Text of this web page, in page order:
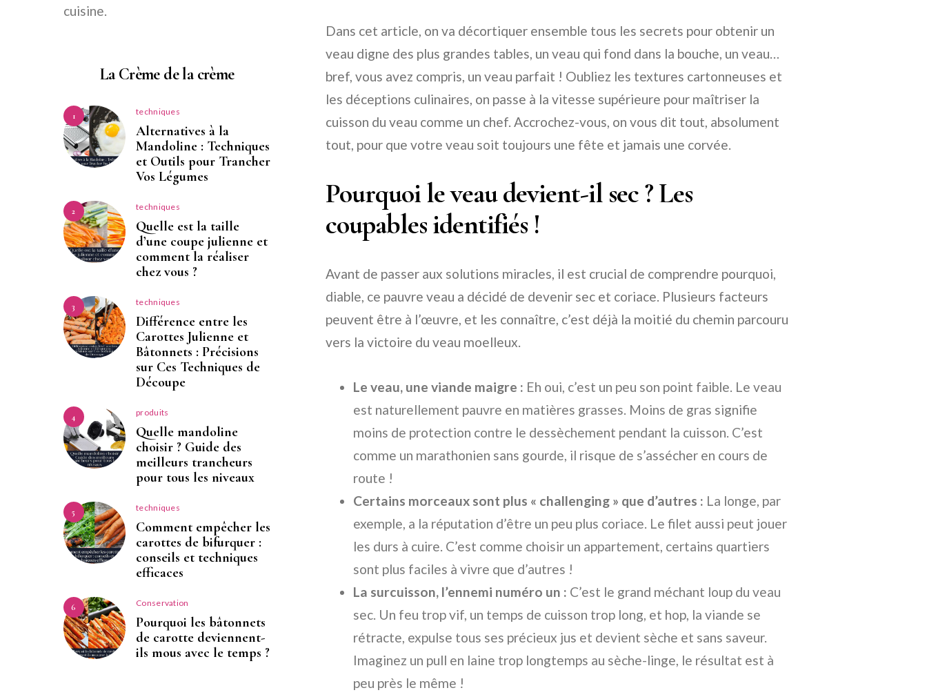
Dans cet article, on va décortiquer ensemble tous les secrets pour obtenir un
veau digne des plus grandes tables, un veau qui fond dans la bouche, un veau…
bref, vous avez compris, un veau parfait ! Oubliez les textures cartonneuses et
les déceptions culinaires, on passe à la vitesse supérieure pour maîtriser la
cuisson du veau comme un chef. Accrochez-vous, on vous dit tout, absolument
tout, pour que votre veau soit toujours une fête et jamais une corvée.
Pourquoi le veau devient-il sec ? Les
coupables identifiés !
Avant de passer aux solutions miracles, il est crucial de comprendre pourquoi,
diable, ce pauvre veau a décidé de devenir sec et coriace. Plusieurs facteurs
peuvent être à l’œuvre, et les connaître, c’est déjà la moitié du chemin parcouru
vers la victoire du veau moelleux.
Le veau, une viande maigre : Eh oui, c’est un peu son point faible. Le veau
est naturellement pauvre en matières grasses. Moins de gras signifie
moins de protection contre le dessèchement pendant la cuisson. C’est
comme un marathonien sans gourde, il risque de s’assécher en cours de
route !
Certains morceaux sont plus « challenging » que d’autres : La longe, par
exemple, a la réputation d’être un peu plus coriace. Le filet aussi peut jouer
les durs à cuire. C’est comme choisir un appartement, certains quartiers
sont plus faciles à vivre que d’autres !
La surcuisson, l’ennemi numéro un : C’est le grand méchant loup du veau
sec. Un feu trop vif, un temps de cuisson trop long, et hop, la viande se
rétracte, expulse tous ses précieux jus et devient sèche et sans saveur.
Imaginez un pull en laine trop longtemps au sèche-linge, le résultat est à
peu près le même !
cuisine.
La Crème de la crème
1 techniques
Alternatives à la
Mandoline : Techniques
et Outils pour Trancher
Vos Légumes
2 techniques
Quelle est la taille
d’une coupe julienne et
comment la réaliser
chez vous ?
3 techniques
Différence entre les
Carottes Julienne et
Bâtonnets : Précisions
sur Ces Techniques de
Découpe
4 produits
Quelle mandoline
choisir ? Guide des
meilleurs trancheurs
pour tous les niveaux
5 techniques
Comment empêcher les
carottes de bifurquer :
conseils et techniques
efficaces
6 Conservation
Pourquoi les bâtonnets
de carotte deviennent-
ils mous avec le temps ?